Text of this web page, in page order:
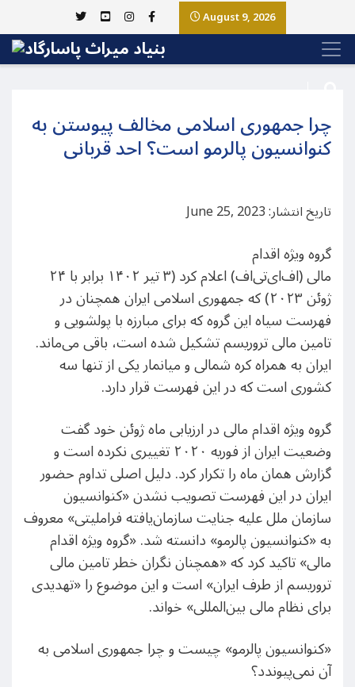
August 9, 2026
چرا جمهوری اسلامی مخالف پیوستن به
کنوانسیون پالرمو است؟ احد قربانی
تاریخ انتشار: June 25, 2023
گروه ویژه اقدام
مالی (اف‌ای‌تی‌اف)‌ اعلام کرد (۳ تیر ۱۴۰۲ برابر با ۲۴
ژوئن ۲۰۲۳) که جمهوری اسلامی ایران همچنان در
فهرست سیاه این گروه که برای مبارزه با پولشویی و
تامین مالی تروریسم تشکیل شده است، باقی می‌ماند.
ایران به همراه کره شمالی و میانمار یکی از تنها سه
کشوری است که در این فهرست قرار دارد.
گروه ویژه اقدام مالی در ارزیابی ماه ژوئن خود گفت
وضعیت ایران از فوریه ۲۰۲۰ تغییری نکرده است و
گزارش همان ماه را تکرار کرد. دلیل اصلی تداوم حضور
ایران در این فهرست تصویب نشدن «کنوانسیون
سازمان ملل علیه جنایت سازمان‌یافته فراملیتی» معروف
به «کنوانسیون پالرمو» دانسته شد. «گروه ویژه اقدام
مالی» تاکید کرد که «همچنان نگران خطر تامین مالی
تروریسم از طرف ایران» است و این موضوع را «تهدیدی
برای نظام مالی بین‌المللی» خواند.
«کنوانسیون پالرمو» چیست و چرا جمهوری اسلامی به
آن نمی‌پیوندد؟